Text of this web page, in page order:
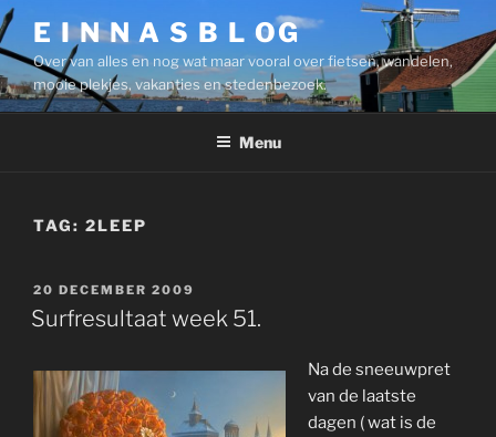
Ga
naar
de
inhoud
E I N N A S B L OG
Over van alles en nog wat maar vooral over fietsen, wandelen,
mooie plekjes, vakanties en stedenbezoek.
Menu
TAG: 2LEEP
GEPLAATST
OP
20 DECEMBER 2009
Surfresultaat week 51.
Na de sneeuwpret
van de laatste
dagen ( wat is de